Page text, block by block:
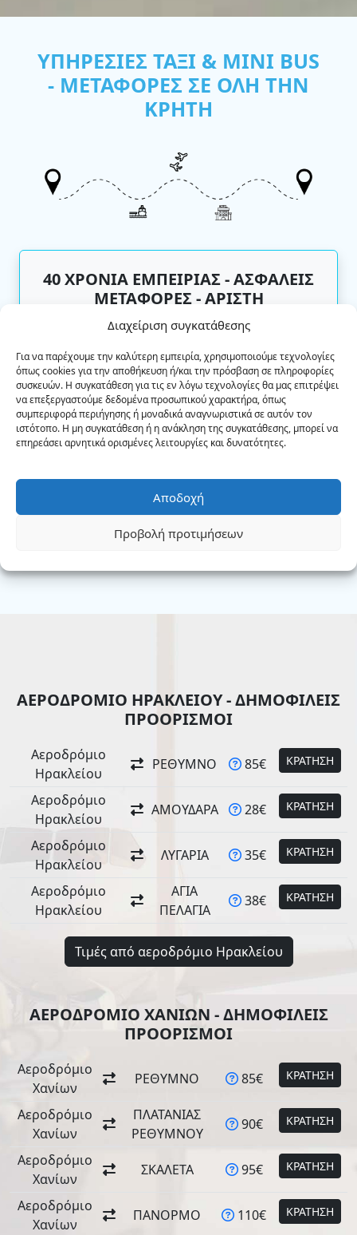
Διαχείριση συγκατάθεσης
Για να παρέχουμε την καλύτερη εμπειρία, χρησιμοποιούμε τεχνολογίες
όπως cookies για την αποθήκευση ή/και την πρόσβαση σε πληροφορίες
συσκευών. Η συγκατάθεση για τις εν λόγω τεχνολογίες θα μας επιτρέψει
να επεξεργαστούμε δεδομένα προσωπικού χαρακτήρα, όπως
συμπεριφορά περιήγησης ή μοναδικά αναγνωριστικά σε αυτόν τον
ιστότοπο. Η μη συγκατάθεση ή η ανάκληση της συγκατάθεσης, μπορεί να
επηρεάσει αρνητικά ορισμένες λειτουργίες και δυνατότητες.
Αποδοχή
Προβολή προτιμήσεων
ΥΠΗΡΕΣΙΕΣ ΤΑΞΙ & MINI BUS
- ΜΕΤΑΦΟΡΕΣ ΣΕ ΟΛΗ ΤΗΝ
ΚΡΗΤΗ
40 ΧΡΟΝΙΑ ΕΜΠΕΙΡΙΑΣ - ΑΣΦΑΛΕΙΣ
ΜΕΤΑΦΟΡΕΣ - ΑΡΙΣΤΗ
ΕΞΥΠΗΡΕΤΗΣΗ
Υπηρεσίες μεταφορών για όλο το νησί της
Κρήτης. Με έδρα το Ρέθυμνο καλύπτουμε
όλες τις διαδρομές και κυρίως τα
αεροδρόμια και τα λιμάνια του νησιού. Με
40 χρόνια πείρα εγγυόμαστε ευχάριστες και
ασφαλείς μεταφορές. Η ομάδα μας θα κάνει
και ικανοποίηση των πελατών μας.
ΑΕΡΟΔΡΟΜΙΟ ΗΡΑΚΛΕΙΟΥ - ΔΗΜΟΦΙΛΕΙΣ
ΠΡΟΟΡΙΣΜΟΙ
Αεροδρόμιο
Ηρακλείου
ΡΕΘΥΜΝΟ 85€ ΚΡΑΤΗΣΗ
Αεροδρόμιο
Ηρακλείου
ΑΜΟΥΔΑΡΑ 28€ ΚΡΑΤΗΣΗ
Αεροδρόμιο
Ηρακλείου
ΛΥΓΑΡΙΑ 35€ ΚΡΑΤΗΣΗ
Αεροδρόμιο
Ηρακλείου
ΑΓΙΑ
ΠΕΛΑΓΙΑ
38€ ΚΡΑΤΗΣΗ
Τιμές από αεροδρόμιο Ηρακλείου
ΑΕΡΟΔΡΟΜΙΟ ΧΑΝΙΩΝ - ΔΗΜΟΦΙΛΕΙΣ
ΠΡΟΟΡΙΣΜΟΙ
Αεροδρόμιο
Χανίων
ΡΕΘΥΜΝΟ 85€ ΚΡΑΤΗΣΗ
Αεροδρόμιο
Χανίων
ΠΛΑΤΑΝΙΑΣ
ΡΕΘΥΜΝΟΥ
90€ ΚΡΑΤΗΣΗ
Αεροδρόμιο
Χανίων
ΣΚΑΛΕΤΑ 95€ ΚΡΑΤΗΣΗ
Αεροδρόμιο
Χανίων
ΠΑΝΟΡΜΟ 110€ ΚΡΑΤΗΣΗ